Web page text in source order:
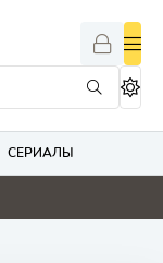
СЕРИАЛЫ
4.1